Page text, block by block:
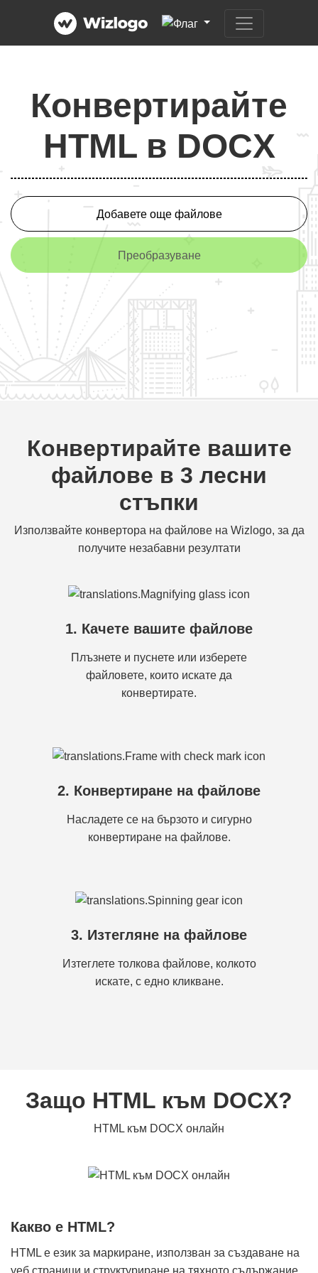
Конвертирайте
HTML в DOCX
Добавете още файлове
Преобразуване
Конвертирайте вашите
файлове в 3 лесни
стъпки
Използвайте конвертора на файлове на Wizlogo, за да
получите незабавни резултати
1. Качете вашите файлове
Плъзнете и пуснете или изберете
файловете, които искате да
конвертирате.
2. Конвертиране на файлове
Насладете се на бързото и сигурно
конвертиране на файлове.
3. Изтегляне на файлове
Изтеглете толкова файлове, колкото
искате, с едно кликване.
Защо HTML към DOCX?
HTML към DOCX онлайн
Какво е HTML?
HTML е език за маркиране, използван за създаване на